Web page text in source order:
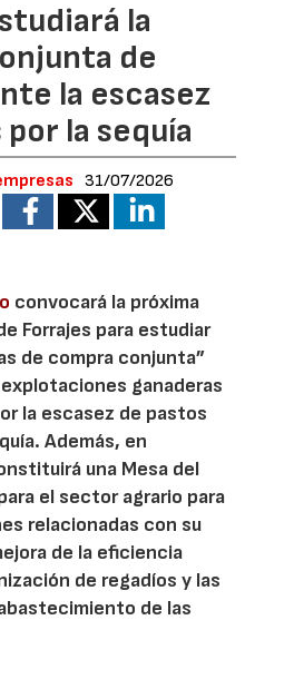
la
de
la escasez
la sequía
31/07/2026
convocará la próxima
Forrajes para estudiar
de compra conjunta”
explotaciones ganaderas
la escasez de pastos
Además, en
una Mesa del
el sector agrario para
relacionadas con su
de la eficiencia
de regadíos y las
de las